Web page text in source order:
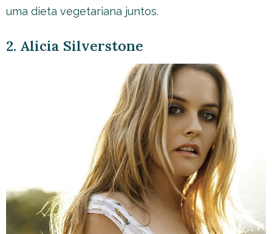
uma dieta vegetariana juntos.
2. Alicia Silverstone